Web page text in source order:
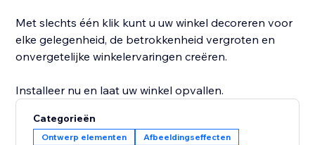
Met slechts één klik kunt u uw winkel decoreren voor
elke gelegenheid, de betrokkenheid vergroten en
onvergetelijke winkelervaringen creëren.
Installeer nu en laat uw winkel opvallen.
Categorieën
Ontwerp elementen Afbeeldingseffecten